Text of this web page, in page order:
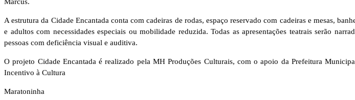
A estrutura da Cidade Encantada conta com cadeiras de rodas, espaço reservado com cadeiras e mesas,
e adultos com necessidades especiais ou mobilidade reduzida. Todas as apresentações teatrais serão
pessoas com deficiência visual e auditiva.
O projeto Cidade Encantada é realizado pela MH Produções Culturais, com o apoio da Prefeitura
Incentivo à Cultura
Maratoninha